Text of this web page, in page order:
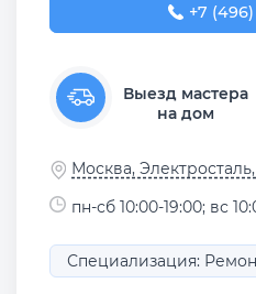
+7 (496)
+7
Выезд мастера
на дом
Москва,
пн-сб 10:00-19:00; вс
Специализация: